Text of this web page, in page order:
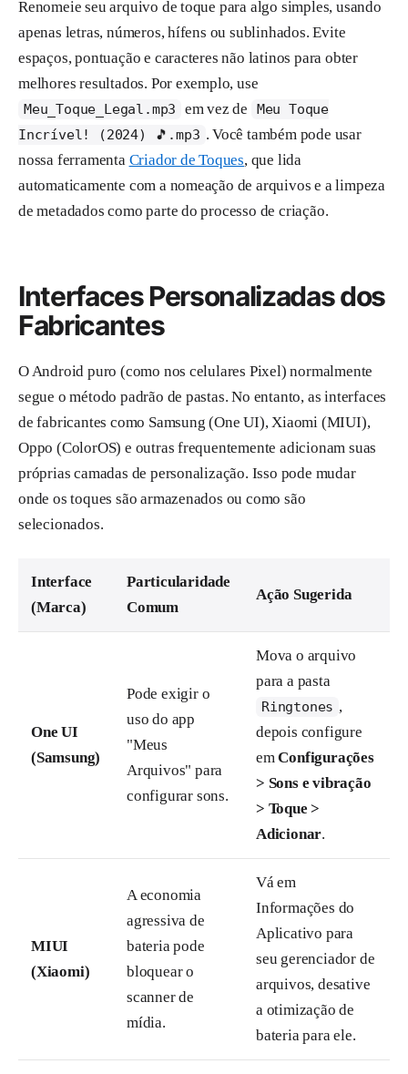
Renomeie seu arquivo de toque para algo simples, usando
apenas letras, números, hífens ou sublinhados. Evite
espaços, pontuação e caracteres não latinos para obter
melhores resultados. Por exemplo, use
Meu_Toque_Legal.mp3 em vez de
Meu Toque
Incrível! (2024) 🎵.mp3 . Você também pode usar
nossa ferramenta Criador de Toques, que lida
automaticamente com a nomeação de arquivos e a limpeza
de metadados como parte do processo de criação.
Interfaces Personalizadas dos
Fabricantes
O Android puro (como nos celulares Pixel) normalmente
segue o método padrão de pastas. No entanto, as interfaces
de fabricantes como Samsung (One UI), Xiaomi (MIUI),
Oppo (ColorOS) e outras frequentemente adicionam suas
próprias camadas de personalização. Isso pode mudar
onde os toques são armazenados ou como são
selecionados.
Interface
(Marca)
Particularidade
Comum
Ação Sugerida
One UI
(Samsung)
Pode exigir o
uso do app
"Meus
Arquivos" para
configurar sons.
Mova o arquivo
para a pasta
Ringtones ,
depois configure
emConfigurações
> Sons e vibração
> Toque >
Adicionar.
MIUI
(Xiaomi)
A economia
agressiva de
bateria pode
bloquear o
scanner de
mídia.
Vá em
Informações do
Aplicativo para
seu gerenciador de
arquivos, desative
a otimização de
bateria para ele.